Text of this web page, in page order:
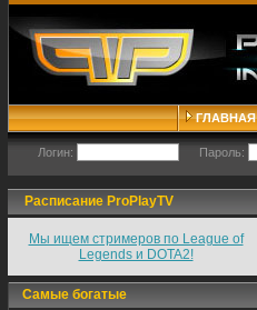
ГЛАВНАЯ
Логин: Пароль:
Расписание ProPlayTV
Мы ищем стримеров по League of
Legends и DOTA2!
Самые богатые